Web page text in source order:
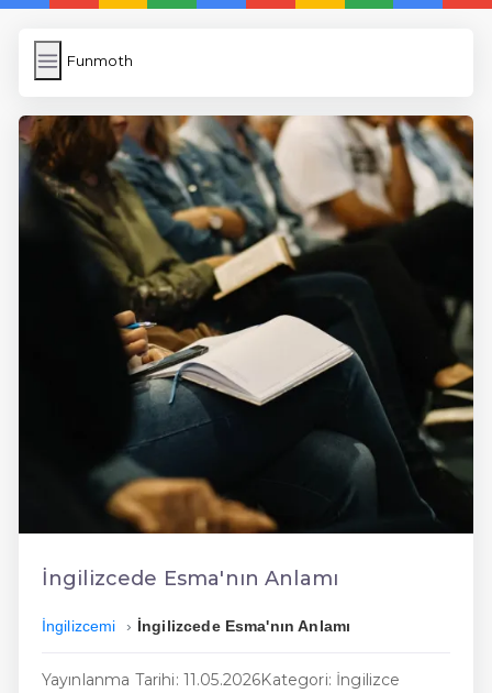
Funmoth
Funmoth
Link Kısaltma
WP Cache
Anasayfa
5 Günde İngilizce
İngilizce
Dil Eğitimi
En Hızlı İngilizce
En Kolay İngilizce
En Ucuz İngilizce
En Uygun İngilizce
Hızlı İngilizce
İngilizcede Esma'nın Anlamı
İngilizcemi İngilizcede Esma'nın Anlamı
Yayınlanma Tarihi: 11.05.2026Kategori: İngilizce